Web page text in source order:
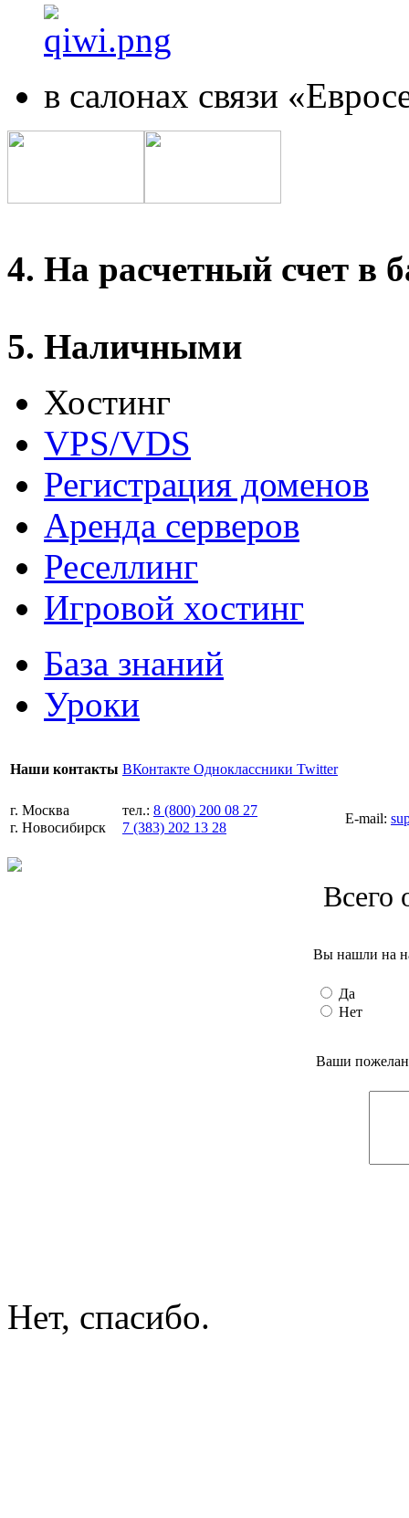
в салонах связи
4. На расчетный счет в
5. Наличными
Хостинг
VPS/VDS
Регистрация доменов
Аренда серверов
Реселлинг
Игровой хостинг
База знаний
Уроки
Наши контакты ВКонтакте Одноклассники Twitter
г. Москва
г. Новосибирск
тел.: 8 (800) 200 08 27
7 (383) 202 13 28
E-mail:
Всего
Вы нашли на
Да
Нет
Ваши
Нет, спасибо.